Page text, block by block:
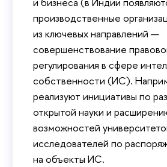
производственные
из ключевых направлений —
совершенствование
регулирования в сфере
собственности (ИС).
реализуют инициативы по
открытой науки и
возможностей
исследователей по
на объекты ИС.